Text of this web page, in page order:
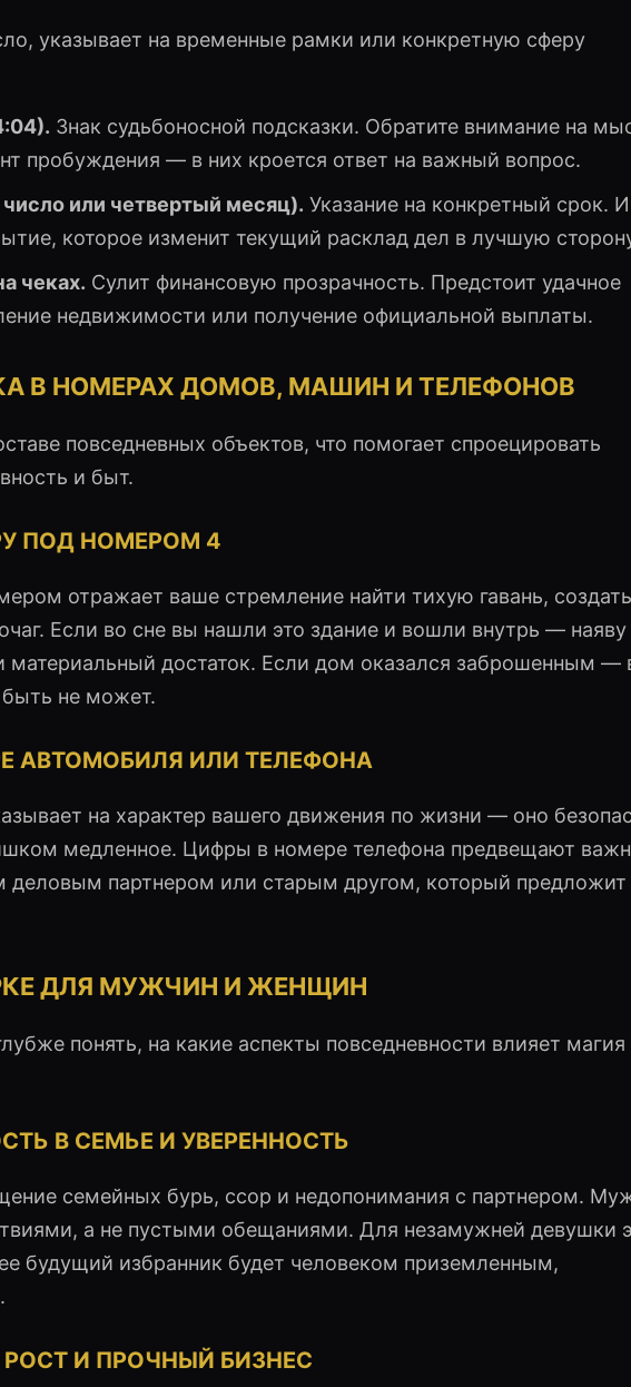
указывает на временные рамки или конкретную сферу
Знак судьбоносной подсказки. Обратите внимание на
пробуждения — в них кроется ответ на важный вопрос.
или четвертый месяц). Указание на конкретный срок.
которое изменит текущий расклад дел в лучшую
чеках. Сулит финансовую прозрачность. Предстоит удачное
недвижимости или получение официальной выплаты.
В НОМЕРАХ ДОМОВ, МАШИН И ТЕЛЕФОНОВ
повседневных объектов, что помогает спроецировать
и быт.
ПОД НОМЕРОМ 4
отражает ваше стремление найти тихую гавань, создать
Если во сне вы нашли это здание и вошли внутрь — наяву
материальный достаток. Если дом оказался заброшенным —
быть не может.
АВТОМОБИЛЯ ИЛИ ТЕЛЕФОНА
на характер вашего движения по жизни — оно
медленное. Цифры в номере телефона предвещают
деловым партнером или старым другом, который предложит
ДЛЯ МУЖЧИН И ЖЕНЩИН
понять, на какие аспекты повседневности влияет магия
В СЕМЬЕ И УВЕРЕННОСТЬ
семейных бурь, ссор и недопонимания с партнером.
а не пустыми обещаниями. Для незамужней девушки
будущий избранник будет человеком приземленным,
И ПРОЧНЫЙ БИЗНЕС